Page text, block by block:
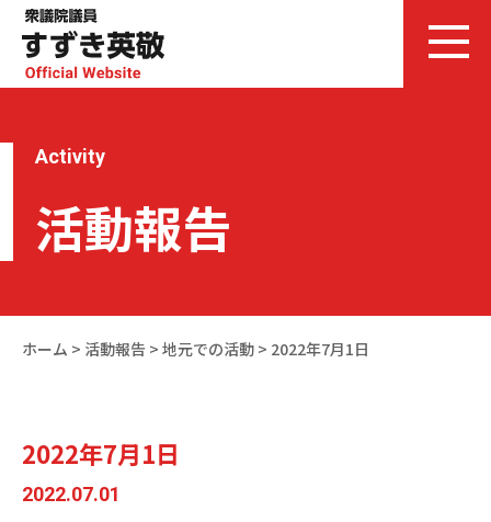
Activity
活動報告
ホーム > 活動報告 > 地元での活動 > 2022年7月1日
2022年7月1日
2022.07.01